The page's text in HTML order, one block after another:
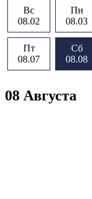
Вс
08.02
Пн
08.03
Пт
08.07
Сб
08.08
08 Августа